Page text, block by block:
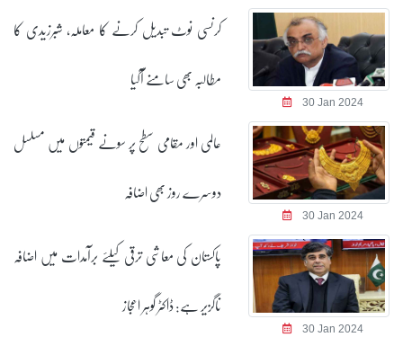
30 Jan 2024
کرنسی نوٹ تبدیل کرنے کا معاملہ، شبرزیدی کا
مطالبہ بھی سامنے آگیا
30 Jan 2024
عالمی اور مقامی سطح پر سونے قیمتوں میں مسلسل
دوسرے روز بھی اضافہ
30 Jan 2024
پاکستان کی معاشی ترقی کیلئے برآمدات میں اضافہ
ناگزیر ہے: ڈاکٹر گوہر اعجاز